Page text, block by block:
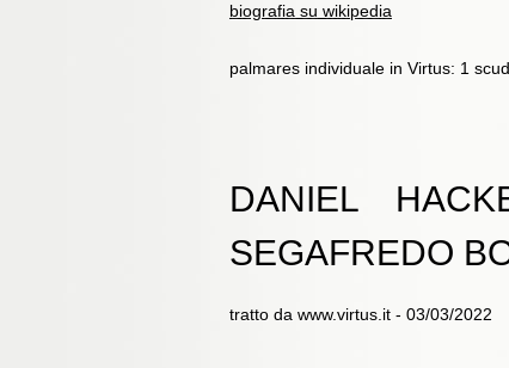
biografia su wikipedia
palmares individuale in Virtus: 1
DANIEL
SEGAFREDO
tratto da www.virtus.it - 03/03/2022